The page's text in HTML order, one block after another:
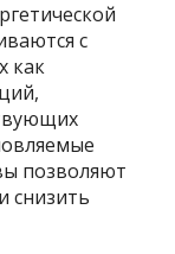
с
как
позволяют
снизить